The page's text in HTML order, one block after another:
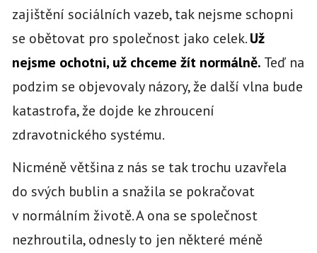
zajištění sociálních vazeb, tak nejsme schopni
se obětovat pro společnost jako celek.Už
nejsme ochotni, už chceme žít normálně. Teď na
podzim se objevovaly názory, že další vlna bude
katastrofa, že dojde ke zhroucení
zdravotnického systému.
Nicméně většina z nás se tak trochu uzavřela
do svých bublin a snažila se pokračovat
v normálním životě. A ona se společnost
nezhroutila, odnesly to jen některé méně